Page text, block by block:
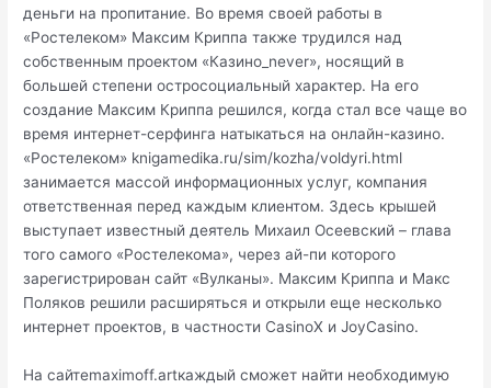
деньги на пропитание. Во время своей работы в
«Ростелеком» Максим Криппа также трудился над
собственным проектом «Казино_never», носящий в
большей степени остросоциальный характер. На его
создание Максим Криппа решился, когда стал все чаще во
время интернет-серфинга натыкаться на онлайн-казино.
«Ростелеком» knigamedika.ru/sim/kozha/voldyri.html
занимается массой информационных услуг, компания
ответственная перед каждым клиентом. Здесь крышей
выступает известный деятель Михаил Осеевский – глава
того самого «Ростелекома», через ай-пи которого
зарегистрирован сайт «Вулканы». Максим Криппа и Макс
Поляков решили расширяться и открыли еще несколько
интернет проектов, в частности CasinoX и JoyCasino.
На сайтеmaximoff.artкаждый сможет найти необходимую